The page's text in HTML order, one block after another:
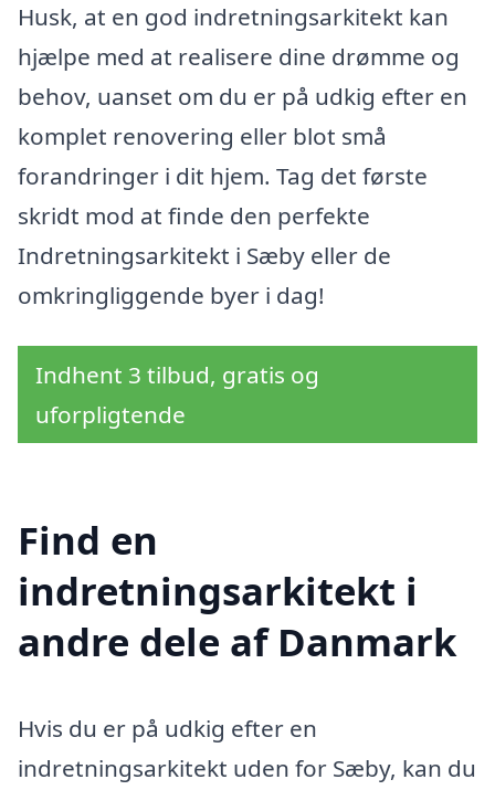
Husk, at en god indretningsarkitekt kan
hjælpe med at realisere dine drømme og
behov, uanset om du er på udkig efter en
komplet renovering eller blot små
forandringer i dit hjem. Tag det første
skridt mod at finde den perfekte
Indretningsarkitekt i Sæby eller de
omkringliggende byer i dag!
Indhent 3 tilbud, gratis og
uforpligtende
Find en
indretningsarkitekt i
andre dele af Danmark
Hvis du er på udkig efter en
indretningsarkitekt uden for Sæby, kan du